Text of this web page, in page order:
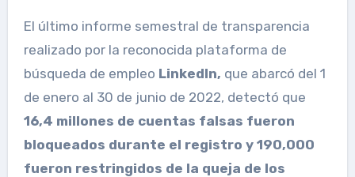
El último informe semestral de transparencia
realizado por la reconocida plataforma de
búsqueda de empleo LinkedIn, que abarcó del 1
de enero al 30 de junio de 2022, detectó que
16,4 millones de cuentas falsas fueron
bloqueados durante el registro y 190,000
fueron restringidos de la queja de los